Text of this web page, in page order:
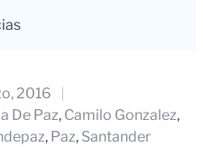
2016
De Paz, Camilo Gonzalez
, Paz, Santander